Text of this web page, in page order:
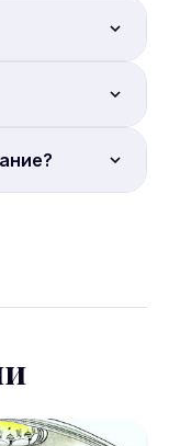
онлайн.
улица,
на сайте